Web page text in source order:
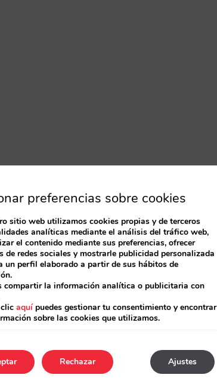
preferencias sobre cookies
sitio web utilizamos cookies propias y de terceros
analíticas mediante el análisis del tráfico web,
el contenido mediante sus preferencias, ofrecer
de redes sociales y mostrarle publicidad personalizada
un perfil elaborado a partir de sus hábitos de
compartir la información analítica o publicitaria con
aquípuedes gestionar tu consentimiento y encontrar
sobre las cookies que utilizamos.
Ajustes
Rechazar